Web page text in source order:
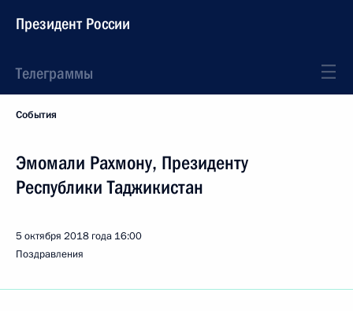
Президент России
Телеграммы
События
Эмомали Рахмону, Президенту
Республики Таджикистан
5 октября 2018 года 16:00
Поздравления